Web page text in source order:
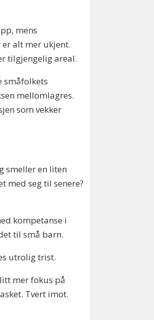
mens
alt mer ukjent.
tilgjengelig areal.
småfolkets
mellomlagres.
som vekker
smeller en liten
med seg til senere?
kompetanse i
til små barn.
utrolig trist.
mer fokus på
Tvert imot.